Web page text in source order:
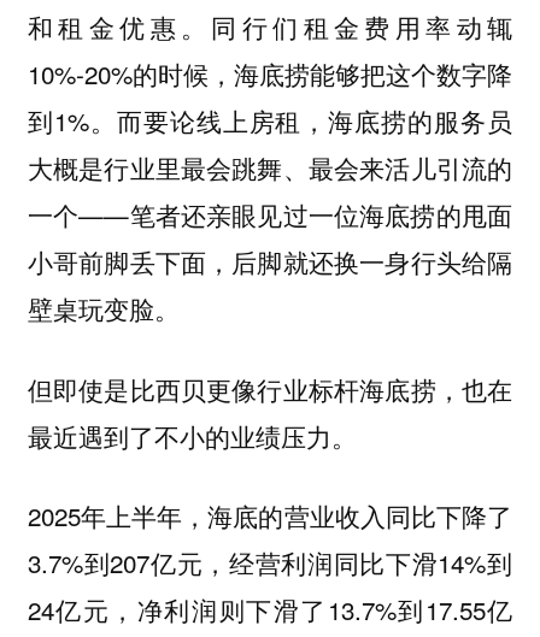
和租金优惠。同行们租金费用率动辄
10%-20%的时候，海底捞能够把这个数字降
到1%。而要论线上房租，海底捞的服务员
大概是行业里最会跳舞、最会来活儿引流的
一个——笔者还亲眼见过一位海底捞的甩面
小哥前脚丢下面，后脚就还换一身行头给隔
壁桌玩变脸。
但即使是比西贝更像行业标杆海底捞，也在
最近遇到了不小的业绩压力。
2025年上半年，海底的营业收入同比下降了
3.7%到207亿元，经营利润同比下滑14%到
24亿元，净利润则下滑了13.7%到17.55亿